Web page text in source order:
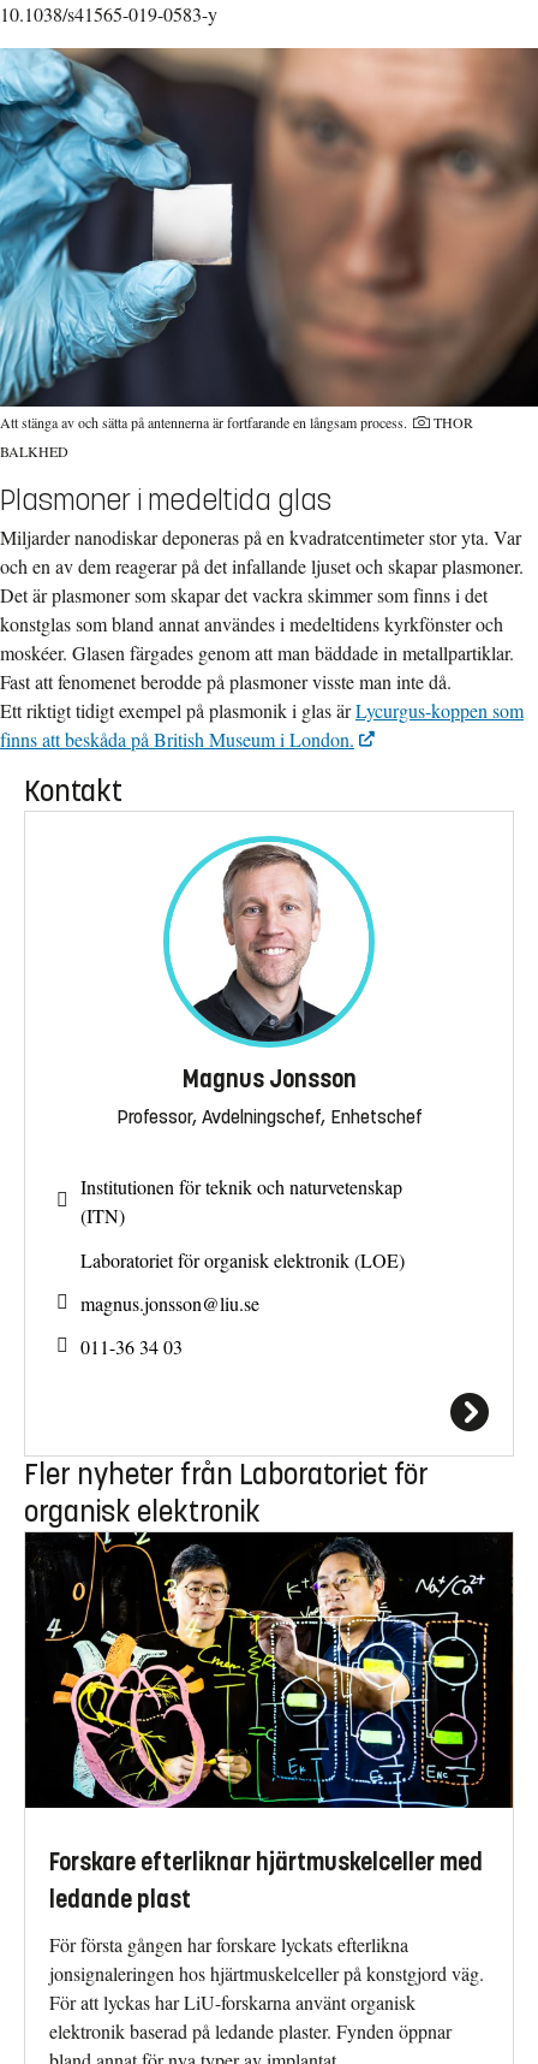
10.1038/s41565-019-0583-y
Att stänga av och sätta på antennerna är fortfarande en långsam process.
THOR
BALKHED
Plasmoner i medeltida glas
Miljarder nanodiskar deponeras på en kvadratcentimeter stor yta. Var
och en av dem reagerar på det infallande ljuset och skapar plasmoner.
Det är plasmoner som skapar det vackra skimmer som finns i det
konstglas som bland annat användes i medeltidens kyrkfönster och
moskéer. Glasen färgades genom att man bäddade in metallpartiklar.
Fast att fenomenet berodde på plasmoner visste man inte då.
Ett riktigt tidigt exempel på plasmonik i glas ärLycurgus-koppen som
finns att beskåda på British Museum i London.
Kontakt
Magnus Jonsson
Professor, Avdelningschef, Enhetschef
Institutionen för teknik och naturvetenskap
(ITN)
Laboratoriet för organisk elektronik (LOE)
magnus.jonsson@liu.se
011-36 34 03
Fler nyheter från Laboratoriet för
organisk elektronik
Forskare efterliknar hjärtmuskelceller med
ledande plast
För första gången har forskare lyckats efterlikna
jonsignaleringen hos hjärtmuskelceller på konstgjord väg.
För att lyckas har LiU-forskarna använt organisk
elektronik baserad på ledande plaster. Fynden öppnar